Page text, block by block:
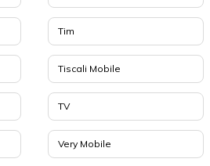
Tim
Tiscali Mobile
TV
Very Mobile